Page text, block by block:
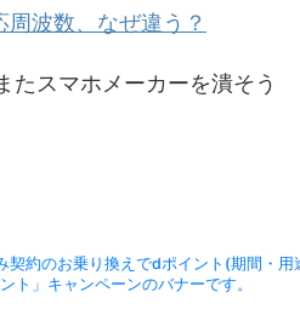
周波数、なぜ違う？
たスマホメーカーを潰そう
契約のお乗り換えでdポイント(期間・用
ト」キャンペーンのバナーです。